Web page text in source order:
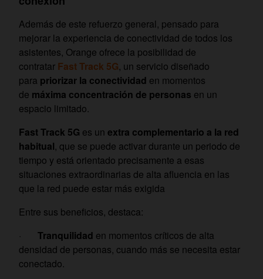
Además de este refuerzo general, pensado para
mejorar la experiencia de conectividad de todos los
asistentes, Orange ofrece la posibilidad de
contratar Fast Track 5G, un servicio diseñado
para priorizar la conectividad en momentos
de máxima concentración de personas en un
espacio limitado.
Fast Track 5G es un extra complementario a la red
habitual, que se puede activar durante un periodo de
tiempo y está orientado precisamente a esas
situaciones extraordinarias de alta afluencia en las
que la red puede estar más exigida
Entre sus beneficios, destaca:
· Tranquilidad en momentos críticos de alta
densidad de personas, cuando más se necesita estar
conectado.